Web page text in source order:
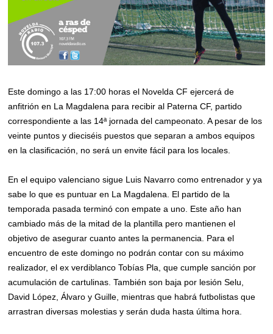
Este domingo a las 17:00 horas el Novelda CF ejercerá de
anfitrión en La Magdalena para recibir al Paterna CF, partido
correspondiente a las 14ª jornada del campeonato. A pesar de los
veinte puntos y dieciséis puestos que separan a ambos equipos
en la clasificación, no será un envite fácil para los locales.
En el equipo valenciano sigue Luis Navarro como entrenador y ya
sabe lo que es puntuar en La Magdalena. El partido de la
temporada pasada terminó con empate a uno. Este año han
cambiado más de la mitad de la plantilla pero mantienen el
objetivo de asegurar cuanto antes la permanencia. Para el
encuentro de este domingo no podrán contar con su máximo
realizador, el ex verdiblanco Tobías Pla, que cumple sanción por
acumulación de cartulinas. También son baja por lesión Selu,
David López, Álvaro y Guille, mientras que habrá futbolistas que
arrastran diversas molestias y serán duda hasta última hora.